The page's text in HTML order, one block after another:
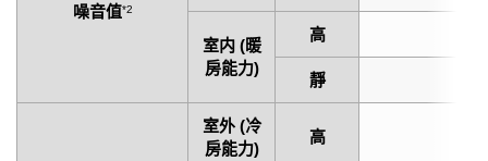
噪音值*2
室内 (暖
房能力)
高
靜
室外 (冷
房能力)
高